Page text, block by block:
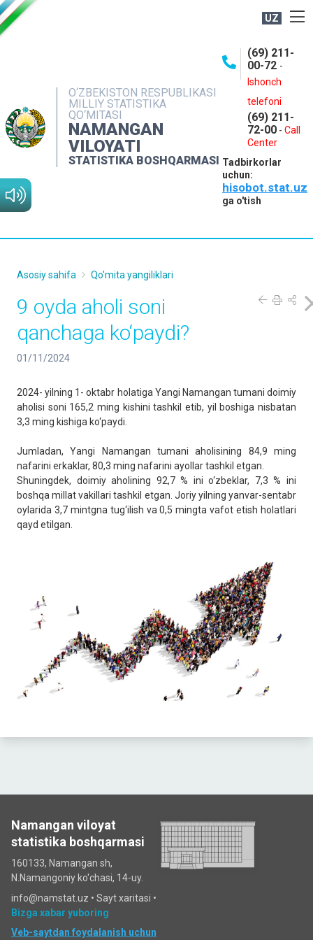
UZ
O‘ZBEKISTON RESPUBLIKASI
MILLIY STATISTIKA
QO‘MITASI
NAMANGAN
VILOYATI
STATISTIKA BOSHQARMASI
(69) 211-
00-72 -
Ishonch
telefoni
(69) 211-
72-00 - Call
Center
Tadbirkorlar
uchun:
hisobot.stat.uz
ga o'tish
NASHRLAR
INTERAKTIV XIZMATLAR
MATBUOT XIZMATI
MUROJAATLAR
Asosiy sahifa Qo'mita yangiliklari
9 oyda aholi soni
qanchaga ko‘paydi?
01/11/2024
2024- yilning 1- oktabr holatiga Yangi Namangan tumani doimiy
aholisi soni 165,2 ming kishini tashkil etib, yil boshiga nisbatan
3,3 ming kishiga ko‘paydi.
Jumladan, Yangi Namangan tumani aholisining 84,9 ming
nafarini erkaklar, 80,3 ming nafarini ayollar tashkil etgan.
Shuningdek, doimiy aholining 92,7 % ini o‘zbeklar, 7,3 % ini
boshqa millat vakillari tashkil etgan. Joriy yilning yanvar-sentabr
oylarida 3,7 mintgna tug‘ilish va 0,5 mingta vafot etish holatlari
qayd etilgan.
Namangan viloyat
statistika boshqarmasi
160133, Namangan sh,
N.Namangoniy ko'chasi, 14-uy.
info@namstat.uz • Sayt xaritasi •
Bizga xabar yuboring
Veb-saytdan foydalanish uchun